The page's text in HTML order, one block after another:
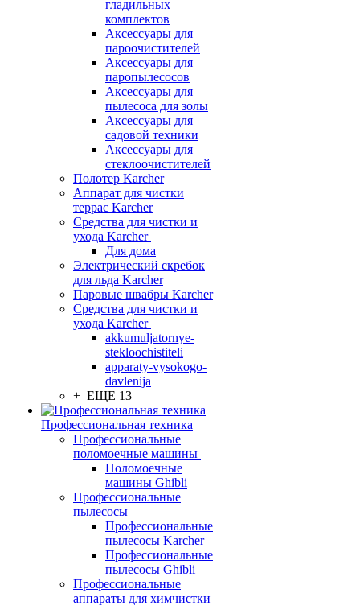
гладильных
комплектов
Аксессуары для
пароочистителей
Аксессуары для
паропылесосов
Аксессуары для
пылесоса для золы
Аксессуары для
садовой техники
Аксессуары для
стеклоочистителей
Полотер Karcher
Аппарат для чистки
террас Karcher
Средства для чистки и
ухода Karcher
Для дома
Электрический скребок
для льда Karcher
Паровые швабры Karcher
Средства для чистки и
ухода Karcher
akkumuljatornye-
stekloochistiteli
apparaty-vysokogo-
davlenija
+ ЕЩЕ 13
Профессиональная техника
Профессиональные
поломоечные машины
Поломоечные
машины Ghibli
Профессиональные
пылесосы
Профессиональные
пылесосы Karcher
Профессиональные
пылесосы Ghibli
Профессиональные
аппараты для химчистки